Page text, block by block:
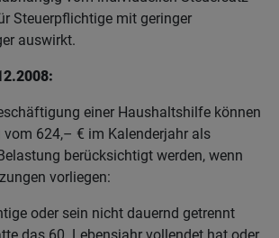
Steuerpflichtige mit geringer
auswirkt.
einer Haushaltshilfe können
vom 624,– € im Kalenderjahr als
berücksichtigt werden, wenn
vorliegen:
oder sein nicht dauernd getrennt